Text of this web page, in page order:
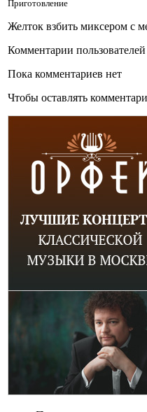
Приготовление
Желток взбить миксером с
Комментарии пользователей
Пока комментариев нет
Чтобы оставлять